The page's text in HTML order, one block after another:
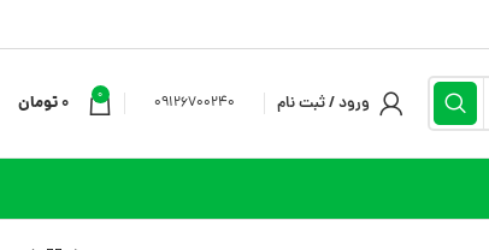
ورود / ثبت نام 09126700240
0
0تومان